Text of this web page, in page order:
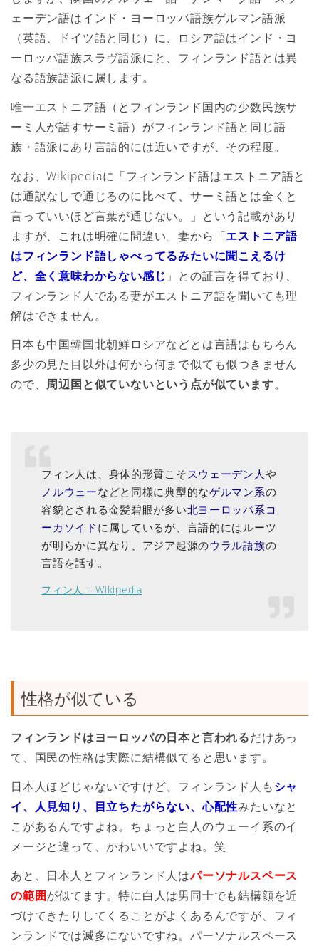
ェーデン語はインド・ヨーロッパ語族ゲルマン語派
（英語、ドイツ語と同じ）に、ロシア語はインド・ヨ
ーロッパ語族スラヴ語派にと、フィンランド語とは異
なる語族語派に属します。
唯一エストニア語（とフィンランド国内の少数民族サ
ーミ人が話すサーミ語）がフィンランド語と同じ語
族・語派にあり言語的には近いですが、その程度。
なお、Wikipediaに「フィンランド語はエストニア語と
は通訳なしで通じるのに比べて、サーミ語とは全くと
言っていいほど言葉が通じない。」という記載があり
ますが、これは明確に間違い。妻から「エストニア語
はフィンランド語しゃべってるみたいに聞こえるけ
ど、全く意味わからない感じ 」との証言を得ており、
フィンランド人である妻がエストニア語を聞いても理
解はできません。
日本も中国韓国北朝鮮ロシアなどとは言語はもちろん
多少の見た目以外は何から何まで似ても似つきません
ので、周辺国と似ていないという点が似ています。
フィン人は、身体的形質こそ スウェーデン人 や
ノルウェーなどと同様に典型的なゲルマン系の
容貌とされる金髪碧眼が多い北ヨーロッパ系 コ
ーカソイド に属しているが、言語的にはルーツ
が明らかに異なり、アジア起源のウラル語族の
言語を話す。
フィン人 – Wikipedia
性格が似ている
フィンランドはヨーロッパの日本と言われるだけあっ
て、国民の性格は実際に結構似てると思います。
日本人ほどじゃないですけど、フィンランド人もシャ
イ、人見知り、目立ちたがらない、心配性みたいなと
こがあるんですよね。ちょっと白人のウェーイ系のイ
メージと違って、かわいいですよね。笑
あと、日本人とフィンランド人はパーソナルスペース
の範囲が似てます。特に白人は男同士でも結構顔を近
づけてきたりしてくることがよくあるんですが、フィ
ンランドでは滅多にないですね。パーソナルスペース